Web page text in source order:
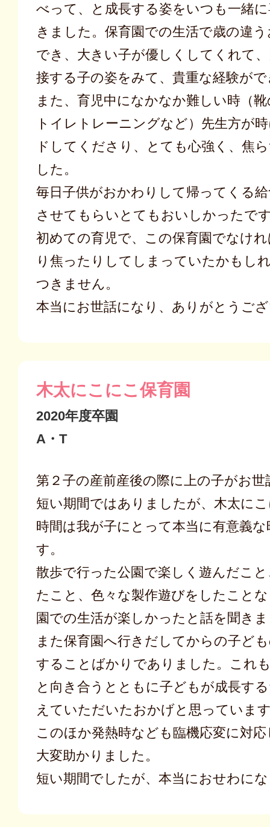
べって、と成長する姿をいつも一緒
きました。保育園での生活で歳の違
でき、大きい子が優しくしてくれて
接する子の姿をみて、貴重な経験が
また、育児中になかなか難しい時（
トイレトレーニングなど）先生方が
ドしてくださり、とても心強く、焦
した。
毎日子供がおかわりして帰ってくる
させてもらいとてもおいしかったで
初めての育児で、この保育園でなけ
り焦ったりしてしまっていたかもし
つきません。
本当にお世話になり、ありがとうご
木太にこにこ保育園
2020年度卒園
A・T
第２子の産前産後の際に上の子がお
短い期間ではありましたが、木太に
時間は我が子にとって本当に有意義
す。
散歩で行った公園で楽しく遊んだこ
たこと、色々な製作遊びをしたこと
園での生活が楽しかったと話を聞き
また保育園へ行きだしてからの子ど
することばかりでありました。これ
と向き合うとともに子どもが成長す
えていただいたおかげと思っていま
このほか発熱時なども臨機応変に対
大変助かりました。
短い期間でしたが、本当におせわに